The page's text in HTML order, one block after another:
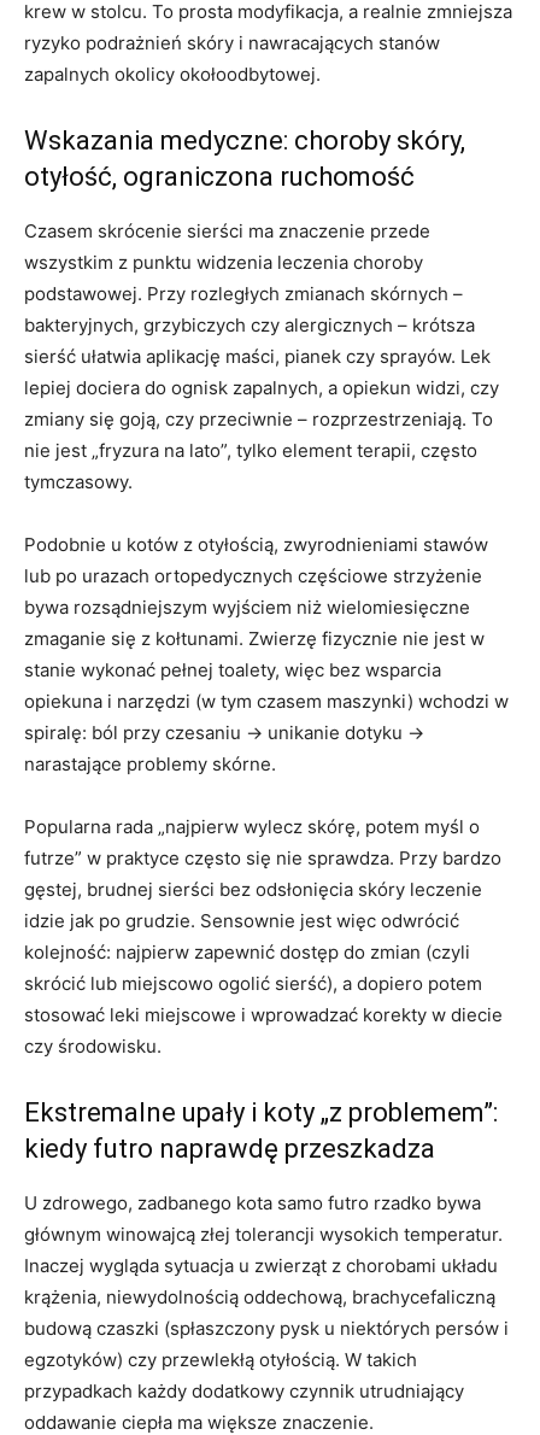
krew w stolcu. To prosta modyfikacja, a realnie zmniejsza
ryzyko podrażnień skóry i nawracających stanów
zapalnych okolicy okołoodbytowej.
Wskazania medyczne: choroby skóry,
otyłość, ograniczona ruchomość
Czasem skrócenie sierści ma znaczenie przede
wszystkim z punktu widzenia leczenia choroby
podstawowej. Przy rozległych zmianach skórnych –
bakteryjnych, grzybiczych czy alergicznych – krótsza
sierść ułatwia aplikację maści, pianek czy sprayów. Lek
lepiej dociera do ognisk zapalnych, a opiekun widzi, czy
zmiany się goją, czy przeciwnie – rozprzestrzeniają. To
nie jest „fryzura na lato”, tylko element terapii, często
tymczasowy.
Podobnie u kotów z otyłością, zwyrodnieniami stawów
lub po urazach ortopedycznych częściowe strzyżenie
bywa rozsądniejszym wyjściem niż wielomiesięczne
zmaganie się z kołtunami. Zwierzę fizycznie nie jest w
stanie wykonać pełnej toalety, więc bez wsparcia
opiekuna i narzędzi (w tym czasem maszynki) wchodzi w
spiralę: ból przy czesaniu → unikanie dotyku →
narastające problemy skórne.
Popularna rada „najpierw wylecz skórę, potem myśl o
futrze” w praktyce często się nie sprawdza. Przy bardzo
gęstej, brudnej sierści bez odsłonięcia skóry leczenie
idzie jak po grudzie. Sensownie jest więc odwrócić
kolejność: najpierw zapewnić dostęp do zmian (czyli
skrócić lub miejscowo ogolić sierść), a dopiero potem
stosować leki miejscowe i wprowadzać korekty w diecie
czy środowisku.
Ekstremalne upały i koty „z problemem”:
kiedy futro naprawdę przeszkadza
U zdrowego, zadbanego kota samo futro rzadko bywa
głównym winowajcą złej tolerancji wysokich temperatur.
Inaczej wygląda sytuacja u zwierząt z chorobami układu
krążenia, niewydolnością oddechową, brachycefaliczną
budową czaszki (spłaszczony pysk u niektórych persów i
egzotyków) czy przewlekłą otyłością. W takich
przypadkach każdy dodatkowy czynnik utrudniający
oddawanie ciepła ma większe znaczenie.